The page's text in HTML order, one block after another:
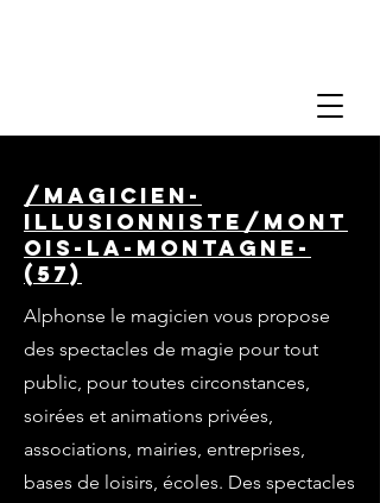
/magicien-
illusionniste/mont
ois-la-montagne-
(57)
Alphonse le magicien vous propose
des spectacles de magie pour tout
public, pour toutes circonstances,
soirées et animations privées,
associations, mairies, entreprises,
bases de loisirs, écoles. Des spectacles